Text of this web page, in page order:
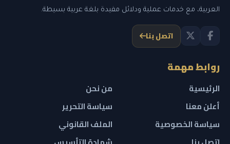
العربية، مع خدمات عملية ودلائل مفيدة بلغة عربية بسيطة.
اتصل بنا
روابط مهمة
الرئيسية
من نحن
أعلن معنا
سياسة التحرير
سياسة الخصوصية
الملف القانوني